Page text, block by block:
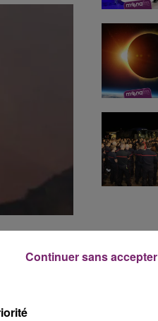
les
Continuer sans accepter